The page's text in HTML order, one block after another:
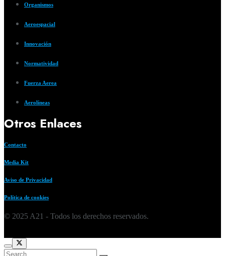
Organismos
Aeroespacial
Innovación
Normatividad
Fuerza Aerea
Aerolíneas
Otros Enlaces
Contacto
Media Kit
Aviso de Privacidad
Política de cookies
© 2025 A21 - Todos los derechos reservados.